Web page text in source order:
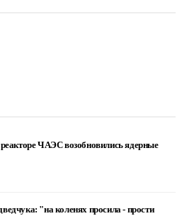
ЧАЭС возобновились ядерные
"на коленях просила - прости